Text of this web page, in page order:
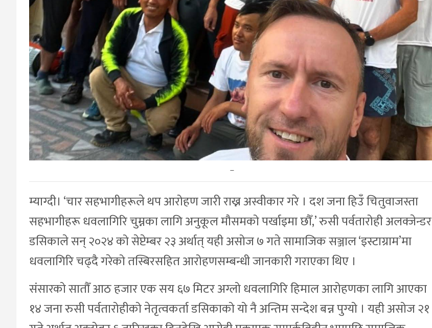
–
म्याग्दी। ‘चार सहभागीहरूले थप आरोहण जारी राख्न अस्वीकार गरे । दश जना हिउँ चितुवाजस्ता
सहभागीहरू धवलागिरि चुम्नका लागि अनुकूल मौसमको पर्खाइमा छौँ,’ रुसी पर्वतारोही अलक्जेन्डर
डसिकाले सन् २०२४ को सेप्टेम्बर २३ अर्थात् यही असोज ७ गते सामाजिक सञ्जाल ‘इस्टाग्राम’मा
धवलागिरि चढ्दै गरेको तस्बिरसहित आरोहणसम्बन्धी जानकारी गराएका थिए ।
संसारको सातौँ आठ हजार एक सय ६७ मिटर अग्लो धवलागिरि हिमाल आरोहणका लागि आएका
१४ जना रुसी पर्वतारोहीको नेतृत्वकर्ता डसिकाको यो नै अन्तिम सन्देश बन्न पुग्यो । यही असोज २१